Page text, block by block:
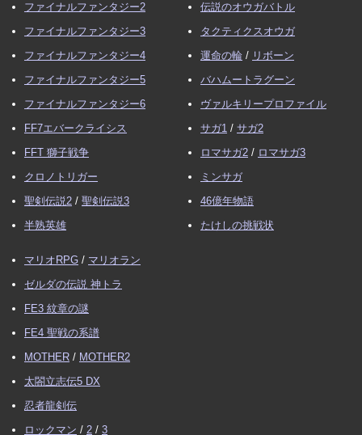
ファイナルファンタジー2
ファイナルファンタジー3
ファイナルファンタジー4
ファイナルファンタジー5
ファイナルファンタジー6
FF7エバークライシス
FFT 獅子戦争
クロノトリガー
聖剣伝説2 / 聖剣伝説3
半熟英雄
伝説のオウガバトル
タクティクスオウガ
運命の輪 / リボーン
バハムートラグーン
ヴァルキリープロファイル
サガ1 / サガ2
ロマサガ2 / ロマサガ3
ミンサガ
46億年物語
たけしの挑戦状
マリオRPG / マリオラン
ゼルダの伝説 神トラ
FE3 紋章の謎
FE4 聖戦の系譜
MOTHER / MOTHER2
太閤立志伝5 DX
忍者龍剣伝
ロックマン / 2 / 3